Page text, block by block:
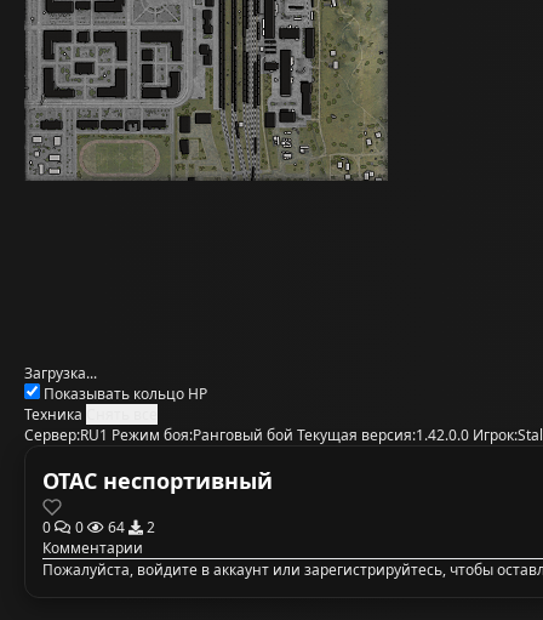
Загрузка...
Показывать кольцо HP
Техника
Сервер:RU1 Режим боя:Ранговый бой Текущая версия:1.42.0.0 Игрок:
ОТАС неспортивный
0 0 64
2
Комментарии
Пожалуйста, войдите в аккаунт или зарегистрируйтесь, чтобы